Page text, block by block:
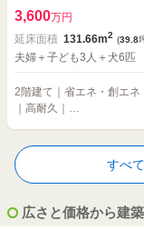
3,600万円
延床面積 131.66m2 (39.8
夫婦＋子ども3人＋犬6匹
2階建て｜省エネ・創エネ
｜高耐久｜…
すべ
広さと価格から建